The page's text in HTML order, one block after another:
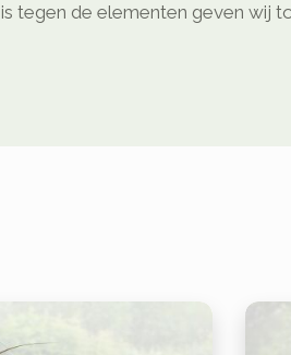
is tegen de elementen geven wij